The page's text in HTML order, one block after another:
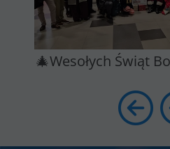
🎄Wesołych Świąt